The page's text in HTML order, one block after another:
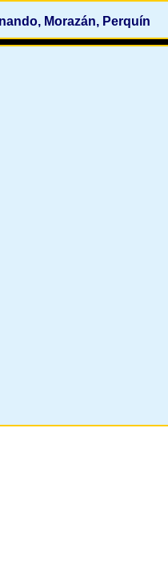
Morazán, Perquín